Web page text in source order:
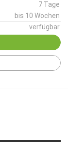
7 Tage
bis 10 Wochen
verfügbar